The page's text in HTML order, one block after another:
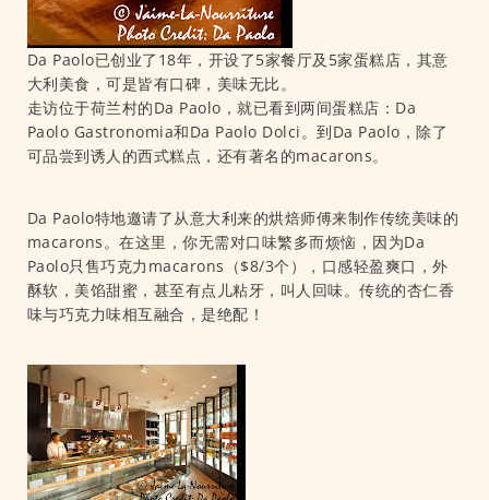
Da Paolo已创业了18年，开设了5家餐厅及5家蛋糕店，其意
大利美食，可是皆有口碑，美味无比。
走访位于荷兰村的Da Paolo，就已看到两间蛋糕店：Da
Paolo Gastronomia和Da Paolo Dolci。到Da Paolo，除了
可品尝到诱人的西式糕点，还有著名的macarons。
Da Paolo特地邀请了从意大利来的烘焙师傅来制作传统美味的
macarons。在这里，你无需对口味繁多而烦恼，因为Da
Paolo只售巧克力macarons（$8/3个），口感轻盈爽口，外
酥软，美馅甜蜜，甚至有点儿粘牙，叫人回味。传统的杏仁香
味与巧克力味相互融合，是绝配！